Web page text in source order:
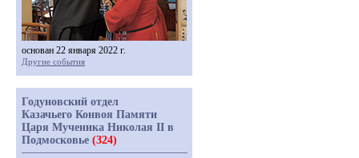
основан 22 января 2022 г.
Другие события
Годуновский отдел
Казачьего Конвоя Памяти
Царя Мученика Николая II в
Подмосковье (324)